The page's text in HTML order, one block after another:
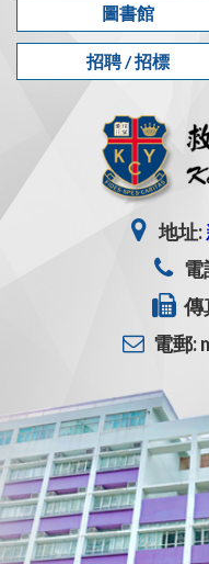
圖書館
招聘 / 招標
地址:
電
傳
電郵: